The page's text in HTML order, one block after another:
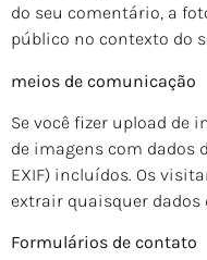
do seu comentário, a
público no contexto do
meios de comunicação
Se você fizer upload de
de imagens com dados
EXIF) incluídos. Os
extrair quaisquer dados
Formulários de contato